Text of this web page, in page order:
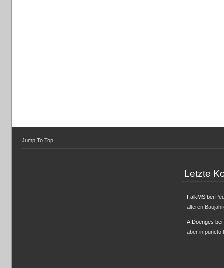
Jump To Top
Letzte
FalkMSbei
älteren
A.Doenges bei
aber in puncto